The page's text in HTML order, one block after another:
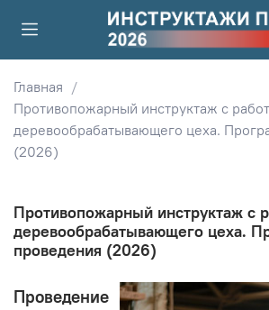
Главная
Противопожарный инструктаж с
деревообрабатывающего цеха.
(2026)
Противопожарный инструктаж с
деревообрабатывающего цеха.
проведения (2026)
Проведение